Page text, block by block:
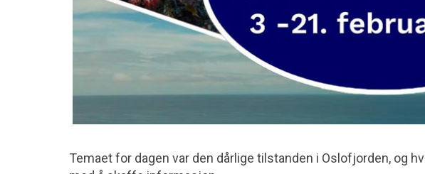
Temaet for dagen var den dårlige tilstanden i Oslofjorden, og